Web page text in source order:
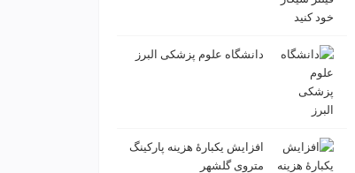
دانشگاه علوم پزشکی البرز
افزایش یکبارۀ هزینه پارکینگ
متروی گلشهر